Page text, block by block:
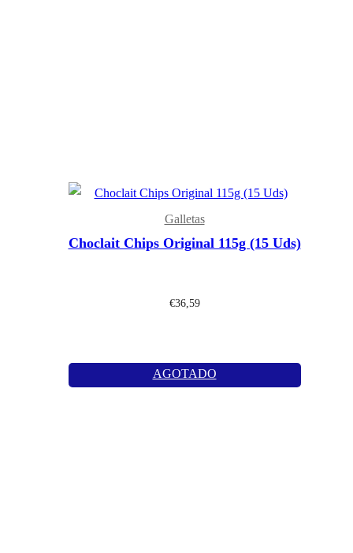
Galletas
Choclait Chips Original 115g (15 Uds)
€36,59
AGOTADO